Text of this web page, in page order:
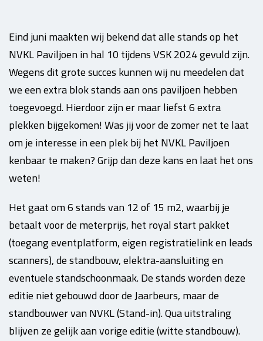
Eind juni maakten wij bekend dat alle stands op het
NVKL Paviljoen in hal 10 tijdens VSK 2024 gevuld zijn.
Wegens dit grote succes kunnen wij nu meedelen dat
we een extra blok stands aan ons paviljoen hebben
toegevoegd. Hierdoor zijn er maar liefst 6 extra
plekken bijgekomen! Was jij voor de zomer net te laat
om je interesse in een plek bij het NVKL Paviljoen
kenbaar te maken? Grijp dan deze kans en laat het ons
weten!
Het gaat om 6 stands van 12 of 15 m2, waarbij je
betaalt voor de meterprijs, het royal start pakket
(toegang eventplatform, eigen registratielink en leads
scanners), de standbouw, elektra-aansluiting en
eventuele standschoonmaak. De stands worden deze
editie niet gebouwd door de Jaarbeurs, maar de
standbouwer van NVKL (Stand-in). Qua uitstraling
blijven ze gelijk aan vorige editie (witte standbouw).